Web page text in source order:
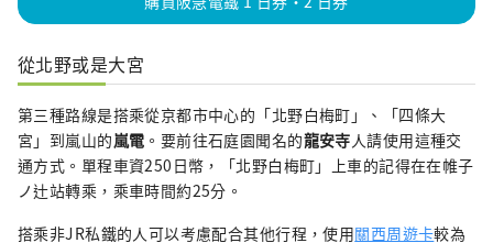
從北野或是大宮
第三種路線是搭乘從京都市中心的「北野白梅町」、「四條大
宮」到嵐山的嵐電 。要前往石庭園聞名的龍安寺人請使用這種交
通方式。單程車資250日幣，「北野白梅町」上車的記得在在帷子
ノ辻站轉乘，乘車時間約25分。
搭乘非JR私鐵的人可以考慮配合其他行程，使用關西周遊卡較為